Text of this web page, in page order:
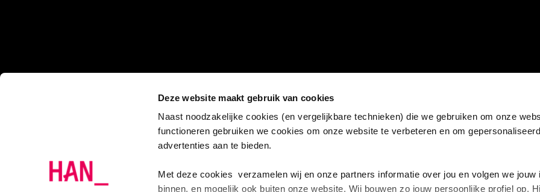
Deze website maakt gebruik van cookies
Naast noodzakelijke cookies (en vergelijkbare technieken) die we gebruiken om onze
functioneren gebruiken we cookies om onze website te verbeteren en om
advertenties aan te bieden.
Met deze cookies verzamelen wij en onze partners informatie over jou en volgen we jouw
binnen, en mogelijk ook buiten onze website. Wij bouwen zo jouw persoonlijke profiel op.
Cookiebeleid Disclaimer